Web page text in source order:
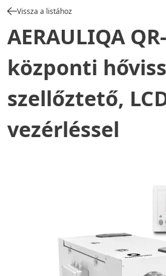
Vissza a listához
AERAULIQA
központi
szellőztető,
vezérléssel